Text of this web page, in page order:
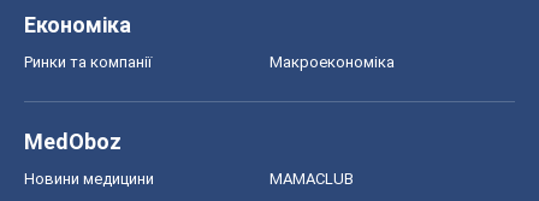
Економіка
Ринки та компанії Макроекономіка
MedOboz
Новини медицини MAMACLUB